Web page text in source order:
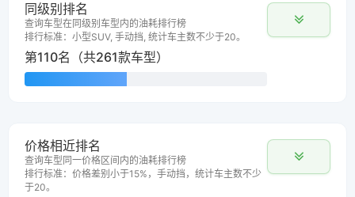
同级别排名
查询车型在同级别车型内的油耗排行榜
排行标准：小型SUV, 手动挡, 统计车主数不少于20。
第110名（共261款车型）
价格相近排名
查询车型同一价格区间内的油耗排行榜
排行标准：价格差别小于15%，手动挡，统计车主数不少
于20。